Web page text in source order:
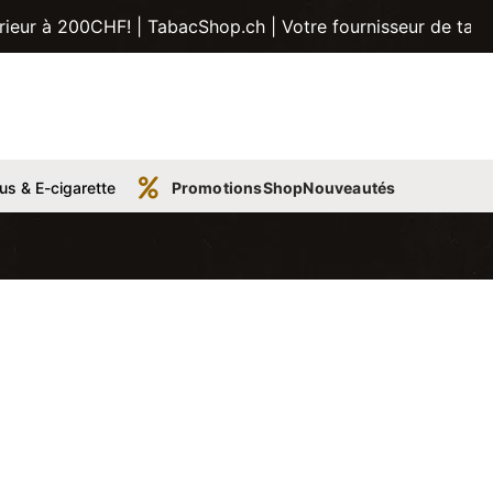
| TabacShop.ch | Votre fournisseur de tabac,
& E-cigarette PromotionsShopNouveautés